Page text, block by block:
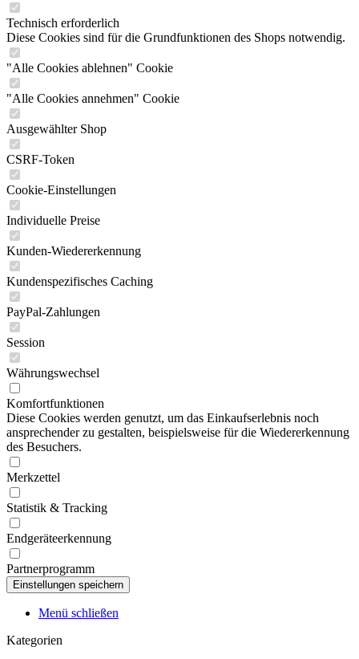
Technisch erforderlich
Diese Cookies sind für die Grundfunktionen des Shops notwendig.
"Alle Cookies ablehnen" Cookie
"Alle Cookies annehmen" Cookie
Ausgewählter Shop
CSRF-Token
Cookie-Einstellungen
Individuelle Preise
Kunden-Wiedererkennung
Kundenspezifisches Caching
PayPal-Zahlungen
Session
Währungswechsel
Komfortfunktionen
Diese Cookies werden genutzt, um das Einkaufserlebnis noch
ansprechender zu gestalten, beispielsweise für die Wiedererkennung
des Besuchers.
Merkzettel
Statistik & Tracking
Endgeräteerkennung
Partnerprogramm
Menü schließen
Kategorien